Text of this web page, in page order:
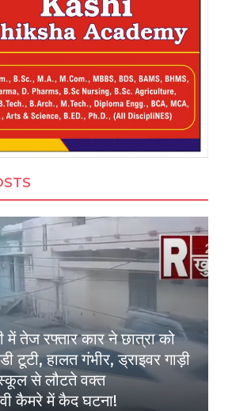
में तेज रफ्तार कार ने छात्रा को
टूटी, हालत गंभीर, ड्राइवर गाड़ी
से लौटते वक्त
कैमरे में कैद घटना!